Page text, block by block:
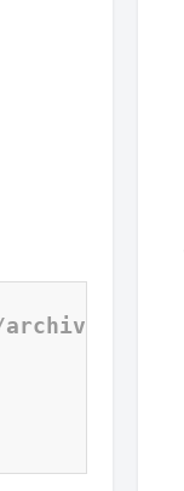
archive/